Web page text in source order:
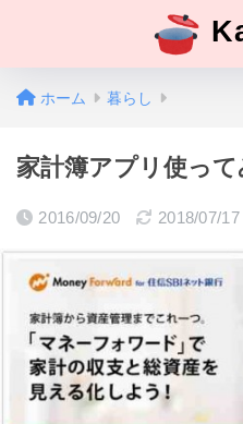
ホーム 暮らし
家計簿アプリ使って
2016/09/20 2018/07/17